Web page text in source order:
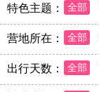
特色主题： 全部
营地所在： 全部
出行天数： 全部